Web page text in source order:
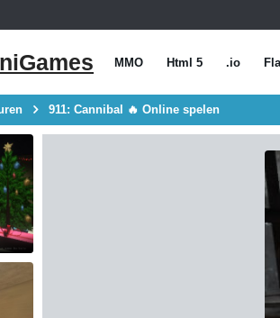
MMO Html 5 .io
911: Cannibal 🔥 Online spelen